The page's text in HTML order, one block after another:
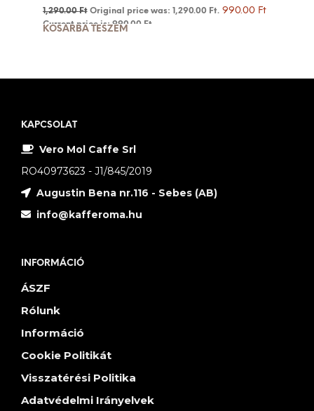
1,290.00Ft Original price was: 1,290.00 Ft. 990.00 Ft
Current price is: 990.00 Ft.
KOSÁRBA TESZEM
KAPCSOLAT
Vero Mol Caffe Srl
RO40973623 - J1/845/2019
Augustin Bena nr.116 - Sebes (AB)
info@kafferoma.hu
INFORMÁCIÓ
ÁSZF
Rólunk
Információ
Cookie Politikát
Visszatérési Politika
Adatvédelmi Irányelvek